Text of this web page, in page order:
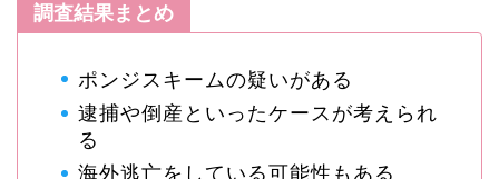
調査結果まとめ
ポンジスキームの疑いがある
逮捕や倒産といったケースが考えられ
る
海外逃亡をしている可能性もある